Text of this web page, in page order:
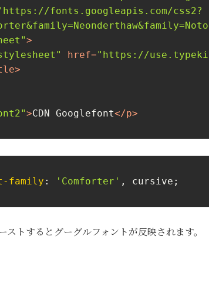
fonts.googleapis.com/css2?
>
href="https://
>
>CDN Googlefont</p>
family : 'Comforter' , cursive;
ストするとグーグルフォントが反映されます。